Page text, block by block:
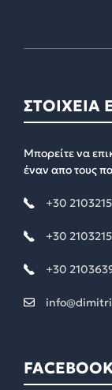
ΣΤΟΙΧΕΙΑ
Μπορείτε να
έναν απο τους
+30
+30
+30